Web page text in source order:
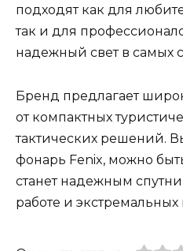
подходят как для
так и для
надежный свет в самых
Бренд предлагает
от компактных
тактических решений.
фонарь Fenix, можно
станет надежным
работе и